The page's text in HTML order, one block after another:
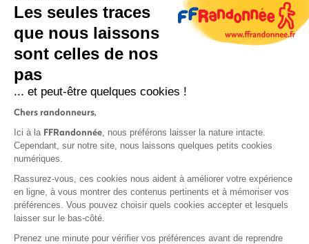
Protection des données
Politique de confidentialité
Les seules traces
que nous laissons
sont celles de nos
pas
... et peut-être quelques cookies !
Chers randonneurs,
Ici à la FFRandonnée, nous préférons laisser la nature intacte.
Cependant, sur notre site, nous laissons quelques petits cookies
numériques.
Rassurez-vous, ces cookies nous aident à améliorer votre expérience
en ligne, à vous montrer des contenus pertinents et à mémoriser vos
préférences. Vous pouvez choisir quels cookies accepter et lesquels
laisser sur le bas-côté.
Prenez une minute pour vérifier vos préférences avant de reprendre